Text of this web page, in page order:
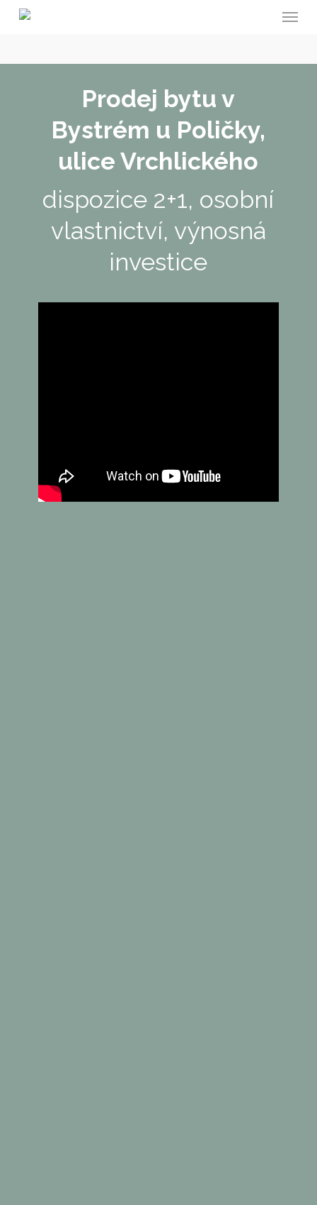
content
Menu
Prodej bytu v
Bystrém u Poličky,
ulice Vrchlického
dispozice 2+1, osobní
vlastnictví, výnosná
investice